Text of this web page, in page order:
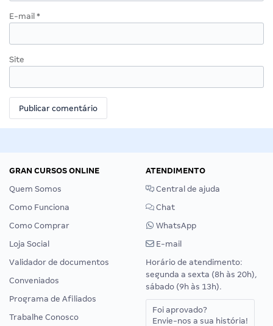
E-mail *
Site
GRAN CURSOS ONLINE
Quem Somos
Como Funciona
Como Comprar
Loja Social
Validador de documentos
Conveniados
Programa de Afiliados
Trabalhe Conosco
ATENDIMENTO
Central de ajuda
Chat
WhatsApp
E-mail
Horário de atendimento:
segunda a sexta (8h às 20h),
sábado (9h às 13h).
Foi aprovado?
Envie-nos a sua história!